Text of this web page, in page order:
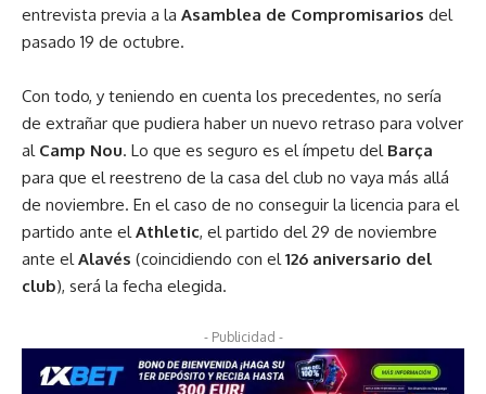
entrevista previa a la Asamblea de Compromisarios del
pasado 19 de octubre.
Con todo, y teniendo en cuenta los precedentes, no sería
de extrañar que pudiera haber un nuevo retraso para volver
al Camp Nou. Lo que es seguro es el ímpetu del Barça
para que el reestreno de la casa del club no vaya más allá
de noviembre. En el caso de no conseguir la licencia para el
partido ante elAthletic, el partido del 29 de noviembre
ante elAlavés (coincidiendo con el126 aniversario del
club), será la fecha elegida.
- Publicidad -